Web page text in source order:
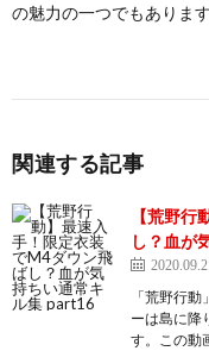
の魅力の一つでもあります
関連する記事
【荒野
し？血が
「荒野行
ーは島に降
す。この動